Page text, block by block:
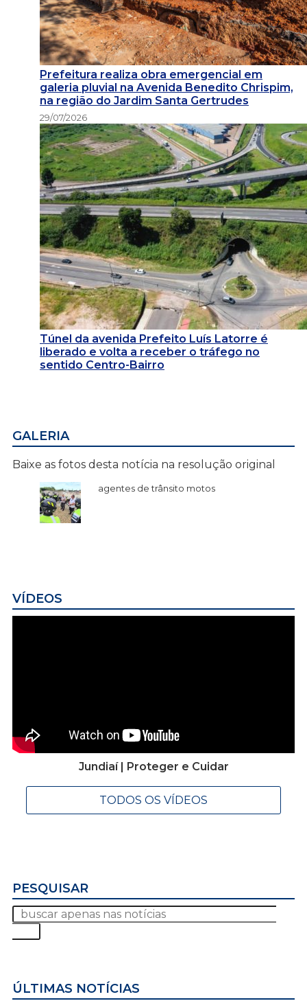
Prefeitura realiza obra emergencial em
galeria pluvial na Avenida Benedito Chrispim,
na região do Jardim Santa Gertrudes
29/07/2026
Túnel da avenida Prefeito Luís Latorre é
liberado e volta a receber o tráfego no
sentido Centro-Bairro
GALERIA
Baixe as fotos desta notícia na resolução original
agentes de trânsito motos
VÍDEOS
Jundiaí | Proteger e Cuidar
TODOS OS VÍDEOS
PESQUISAR
ÚLTIMAS NOTÍCIAS